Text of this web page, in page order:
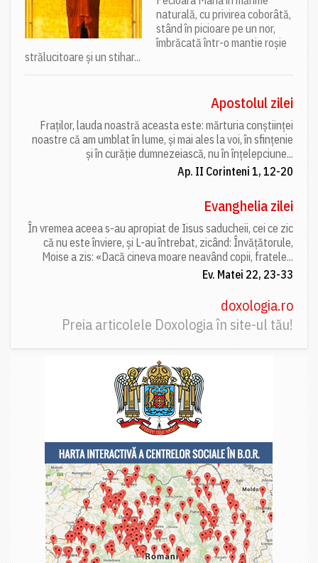
naturală, cu privirea coborâtă,
stând în picioare pe un nor,
îmbrăcată într-o mantie roșie
strălucitoare și un stihar...
Apostolul zilei
Fraților, lauda noastră aceasta este: mărturia conștiinței
noastre că am umblat în lume, și mai ales la voi, în sfințenie
și în curăție dumnezeiască, nu în înțelepciune...
Ap. II Corinteni 1, 12-20
Evanghelia zilei
În vremea aceea s-au apropiat de Iisus saducheii, cei ce zic
că nu este înviere, și L-au întrebat, zicând: Învățătorule,
Moise a zis: «Dacă cineva moare neavând copii, fratele...
Ev. Matei 22, 23-33
doxologia.ro
Preia articolele Doxologia în site-ul tău!